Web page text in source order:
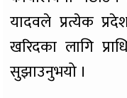
यादवले प्रत्येक
खरिदका लागि
सुझाउनुभयो ।